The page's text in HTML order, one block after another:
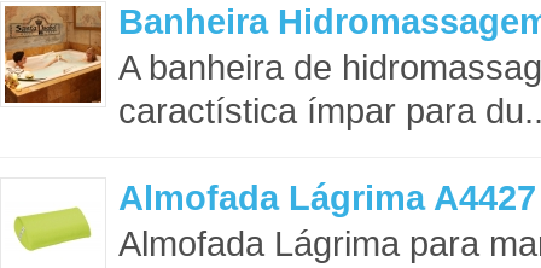
Banheira
A banheira de
caractística ímpar para
Almofada Lágrima A4427
Almofada Lágrima para